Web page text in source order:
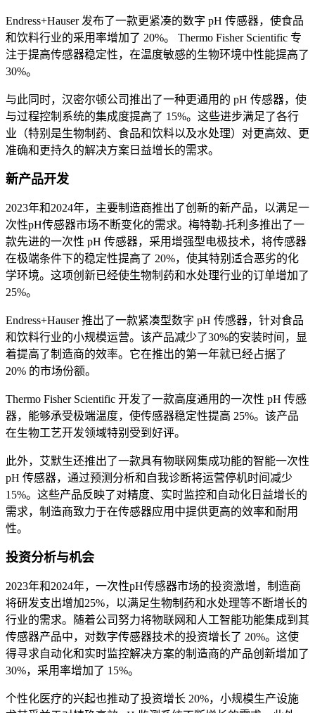
Endress+Hauser 发布了一款更紧凑的数字 pH 传感器，使食品
和饮料行业的采用率增加了 20%。 Thermo Fisher Scientific 专
注于提高传感器稳定性，在温度敏感的生物环境中性能提高了
30%。
与此同时，汉密尔顿公司推出了一种更通用的 pH 传感器，使
与过程控制系统的集成度提高了 15%。这些进步满足了各行
业（特别是生物制药、食品和饮料以及水处理）对更高效、更
准确和更持久的解决方案日益增长的需求。
新产品开发
2023年和2024年，主要制造商推出了创新的新产品，以满足一
次性pH传感器市场不断变化的需求。梅特勒-托利多推出了一
款先进的一次性 pH 传感器，采用增强型电极技术，将传感器
在极端条件下的稳定性提高了 20%，使其特别适合恶劣的化
学环境。这项创新已经使生物制药和水处理行业的订单增加了
25%。
Endress+Hauser 推出了一款紧凑型数字 pH 传感器，针对食品
和饮料行业的小规模运营。该产品减少了30%的安装时间，显
着提高了制造商的效率。它在推出的第一年就已经占据了
20% 的市场份额。
Thermo Fisher Scientific 开发了一款高度通用的一次性 pH 传感
器，能够承受极端温度，使传感器稳定性提高 25%。该产品
在生物工艺开发领域特别受到好评。
此外，艾默生还推出了一款具有物联网集成功能的智能一次性
pH 传感器，通过预测分析和自我诊断将运营停机时间减少
15%。这些产品反映了对精度、实时监控和自动化日益增长的
需求，制造商致力于在传感器应用中提供更高的效率和耐用
性。
投资分析与机会
2023年和2024年，一次性pH传感器市场的投资激增，制造商
将研发支出增加25%，以满足生物制药和水处理等不断增长的
行业的需求。随着公司努力将物联网和人工智能功能集成到其
传感器产品中，对数字传感器技术的投资增长了 20%。这使
得寻求自动化和实时监控解决方案的制造商的产品创新增加了
30%，采用率增加了 15%。
个性化医疗的兴起也推动了投资增长 20%，小规模生产设施